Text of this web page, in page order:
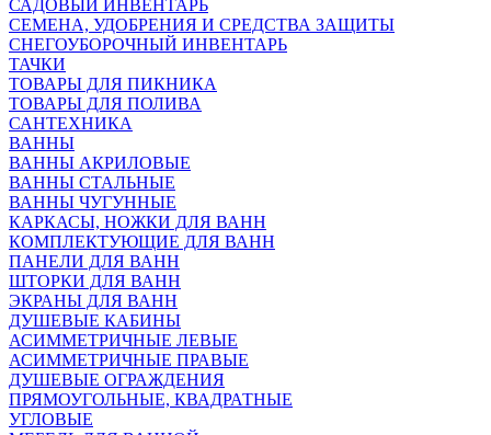
САДОВЫЙ ИНВЕНТАРЬ
СЕМЕНА, УДОБРЕНИЯ И СРЕДСТВА ЗАЩИТЫ
СНЕГОУБОРОЧНЫЙ ИНВЕНТАРЬ
ТАЧКИ
ТОВАРЫ ДЛЯ ПИКНИКА
ТОВАРЫ ДЛЯ ПОЛИВА
САНТЕХНИКА
ВАННЫ
ВАННЫ АКРИЛОВЫЕ
ВАННЫ СТАЛЬНЫЕ
ВАННЫ ЧУГУННЫЕ
КАРКАСЫ, НОЖКИ ДЛЯ ВАНН
КОМПЛЕКТУЮЩИЕ ДЛЯ ВАНН
ПАНЕЛИ ДЛЯ ВАНН
ШТОРКИ ДЛЯ ВАНН
ЭКРАНЫ ДЛЯ ВАНН
ДУШЕВЫЕ КАБИНЫ
АСИММЕТРИЧНЫЕ ЛЕВЫЕ
АСИММЕТРИЧНЫЕ ПРАВЫЕ
ДУШЕВЫЕ ОГРАЖДЕНИЯ
ПРЯМОУГОЛЬНЫЕ, КВАДРАТНЫЕ
УГЛОВЫЕ